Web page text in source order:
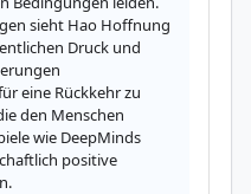
sieht Hao Hoffnung
Druck und
eine Rückkehr zu
den Menschen
wie DeepMinds
positive